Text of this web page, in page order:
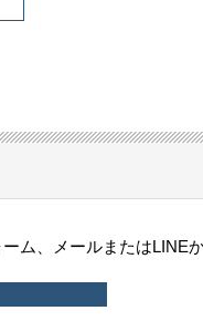
ム、メールまたはLINE